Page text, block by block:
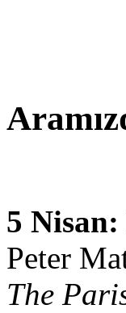
5 Nisan:
Peter
The